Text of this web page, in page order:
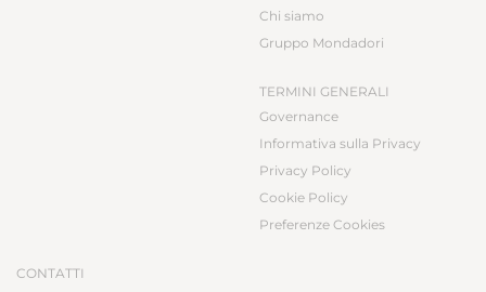
Chi siamo
Gruppo Mondadori
TERMINI GENERALI
Governance
Informativa sulla Privacy
Privacy Policy
Cookie Policy
Preferenze Cookies
CONTATTI